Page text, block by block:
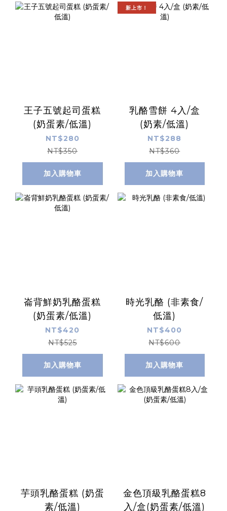
王子五號起司蛋糕
(奶蛋素/低溫)
NT$280
NT$350
加入購物車
新上市！
乳酪雪餅 4入/盒
(奶素/低溫)
NT$288
NT$360
加入購物車
崙背鮮奶乳酪蛋糕
(奶蛋素/低溫)
NT$420
NT$525
加入購物車
時光乳酪 (非素食/
低溫)
NT$400
NT$600
加入購物車
芋頭乳酪蛋糕 (奶蛋
素/低溫)
金色頂級乳酪蛋糕8
入/盒(奶蛋素/低溫)